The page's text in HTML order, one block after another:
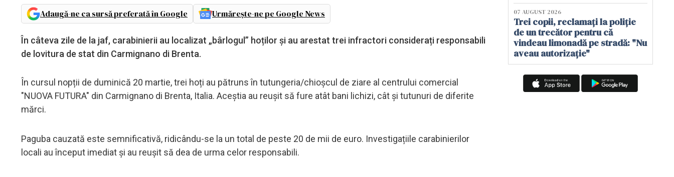
Adaugă-ne ca sursă preferată în Google Urmărește-ne pe Google News
În câteva zile de la jaf, carabinierii au localizat „bârlogul” hoților și au arestat trei infractori considerați responsabili
de lovitura de stat din Carmignano di Brenta.
În cursul nopții de duminică 20 martie, trei hoți au pătruns în tutungeria/chioșcul de ziare al centrului comercial
"NUOVA FUTURA" din Carmignano di Brenta, Italia. Aceștia au reușit să fure atât bani lichizi, cât și tutunuri de diferite
mărci.
Paguba cauzată este semnificativă, ridicându-se la un total de peste 20 de mii de euro. Investigațiile carabinierilor
locali au început imediat și au reușit să dea de urma celor responsabili.
07 AUGUST 2026
Trei copii, reclamați la poliție
de un trecător pentru că
vindeau limonadă pe stradă: "Nu
aveau autorizație"